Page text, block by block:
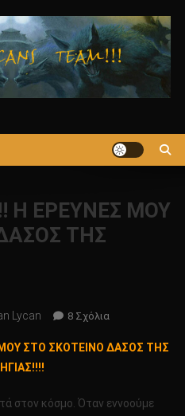
Η ΕΡΕΥΝΕΣ ΜΟΥ
ΤΗΣ
Lycan 8 ΣχόλιαΣτο
ΑΡΘΡΟ!!!!
ΜΟΥ
ΣΤΟ ΣΚΟΤΕΙΝΟ ΔΑΣΟΣ ΤΗΣ
στον κόσμο. Όταν εννοούμε